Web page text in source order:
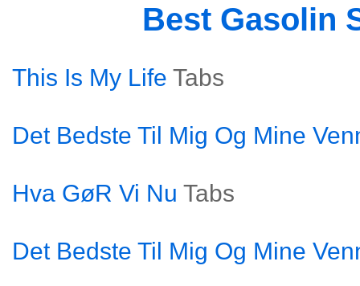
Best Gasolin
This Is My Life Tabs
Det Bedste Til Mig Og Mine
Hva GøR Vi Nu Tabs
Det Bedste Til Mig Og Mine